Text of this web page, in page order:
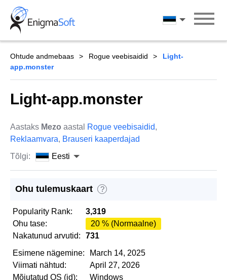
Skip
content
Eesti
Ohtude andmebaas Rogue veebisaidid
Light-
app.monster
Light-app.monster
Aastaks Mezo aastal Rogue veebisaidid,
Reklaamvara, Brauseri kaaperdajad
Tõlgi:
Eesti
Ohu tulemuskaart ?
Popularity Rank:
3,319
Ohu tase:
20 % (Normaalne)
Nakatunud arvutid:
731
Esimene nägemine:
March 14, 2025
Viimati nähtud:
April 27, 2026
Mõjutatud OS (id):
Windows